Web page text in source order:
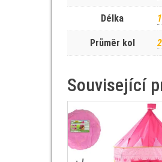
Délka
Průměr kol
Související